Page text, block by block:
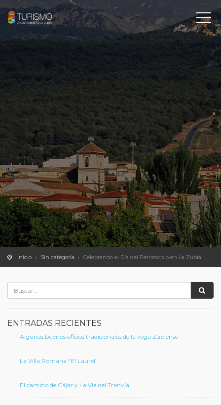
Inicio Sin categoría Celebrando el Día del Patrimonio en La Zubia
ENTRADAS RECIENTES
Algunos buenos oficios tradicionales de la vega Zubiense
La Villa Romana “El Laurel”
El camino de Cájar y La Vía del Tranvía